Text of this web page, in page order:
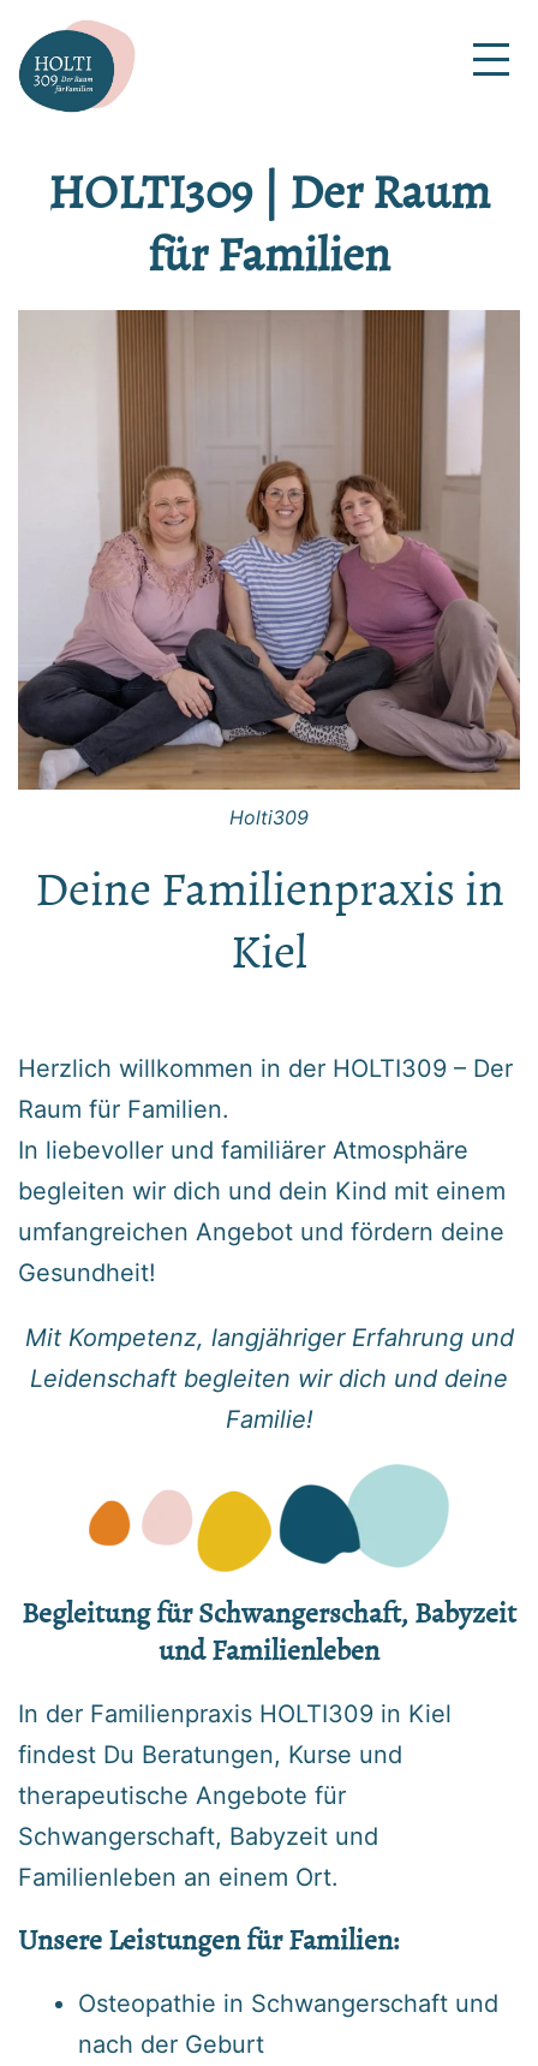
Inhalt
springen
HOLTI309
Raum
Familien
HOLTI309 | Der Raum
für Familien
Holti309
Deine Familienpraxis in
Kiel
Herzlich willkommen in der HOLTI309 – Der
Raum für Familien.
In liebevoller und familiärer Atmosphäre
begleiten wir dich und dein Kind mit einem
umfangreichen Angebot und fördern deine
Gesundheit!
Mit Kompetenz, langjähriger Erfahrung und
Leidenschaft begleiten wir dich und deine
Familie!
Begleitung für Schwangerschaft, Babyzeit
und Familienleben
In der Familienpraxis HOLTI309 in Kiel
findest Du Beratungen, Kurse und
therapeutische Angebote für
Schwangerschaft, Babyzeit und
Familienleben an einem Ort.
UnsereLeistungenfür Familien:
Osteopathie in Schwangerschaft und
nach der Geburt